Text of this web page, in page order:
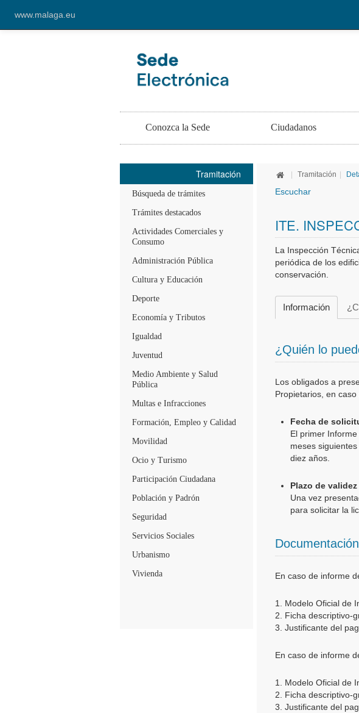
www.malaga.eu
Conozca la Sede Ciudadanos
Tramitación
Búsqueda de trámites
Trámites destacados
Actividades Comerciales y
Consumo
Administración Pública
Cultura y Educación
Deporte
Economía y Tributos
Igualdad
Juventud
Medio Ambiente y Salud
Pública
Multas e Infracciones
Formación, Empleo y Calidad
Movilidad
Ocio y Turismo
Participación Ciudadana
Población y Padrón
Seguridad
Servicios Sociales
Urbanismo
Vivienda
| Tramitación |
Escuchar
ITE.
La Inspección
periódica de los
conservación.
Información
¿Quién lo
Los obligados a
Propietarios, en
Fecha de
El primer
meses
diez años.
Plazo de
Una vez
para solicitar la
En caso de informe
1. Modelo Oficial de
2. Ficha descriptivo-
3. Justificante del
En caso de informe
1. Modelo Oficial de
2. Ficha descriptivo-
3. Justificante del